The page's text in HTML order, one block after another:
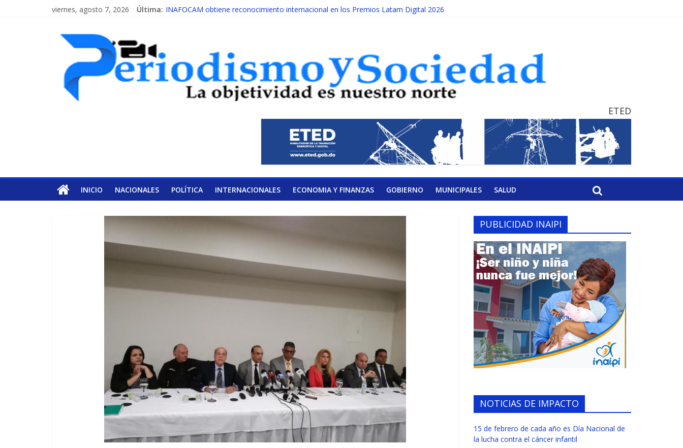
viernes, agosto 7, 2026 Última: INAFOCAM obtiene reconocimiento internacional en los Premios Latam Digital 2026
MESCyT presenta calendario de Consulta Nacional por la Educación
ETED
INICIO NACIONALES POLÍTICA INTERNACIONALES ECONOMIA Y FINANZAS GOBIERNO MUNICIPALES SALUD
PUBLICIDAD INAIPI
NOTICIAS DE IMPACTO
15 de febrero de cada año es Día Nacional de
la lucha contra el cáncer infantil